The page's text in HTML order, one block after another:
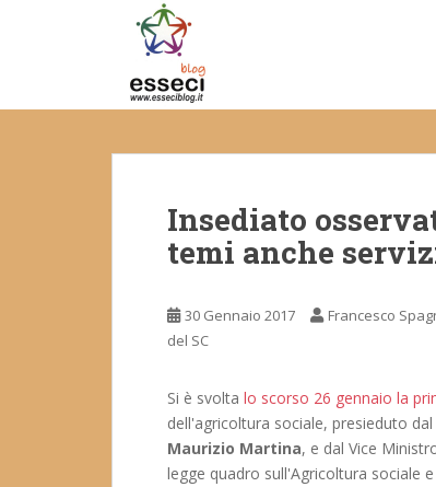
t
Insediato
temi anche
30 Gennaio 2017 Francesco
del SC
Si è svolta lo scorso 26 gennaio la
dell'agricoltura sociale, presieduto
Maurizio Martina, e dal Vice
legge quadro sull'Agricoltura sociale